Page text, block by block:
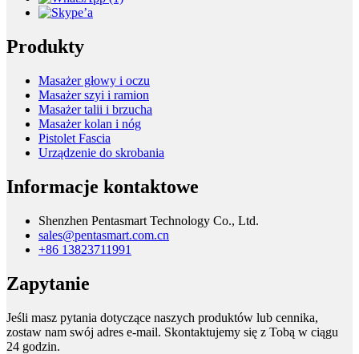
Produkty
Masażer głowy i oczu
Masażer szyi i ramion
Masażer talii i brzucha
Masażer kolan i nóg
Pistolet Fascia
Urządzenie do skrobania
Informacje kontaktowe
Shenzhen Pentasmart Technology Co., Ltd.
sales@pentasmart.com.cn
+86 13823711991
Zapytanie
Jeśli masz pytania dotyczące naszych produktów lub cennika,
zostaw nam swój adres e-mail. Skontaktujemy się z Tobą w ciągu
24 godzin.